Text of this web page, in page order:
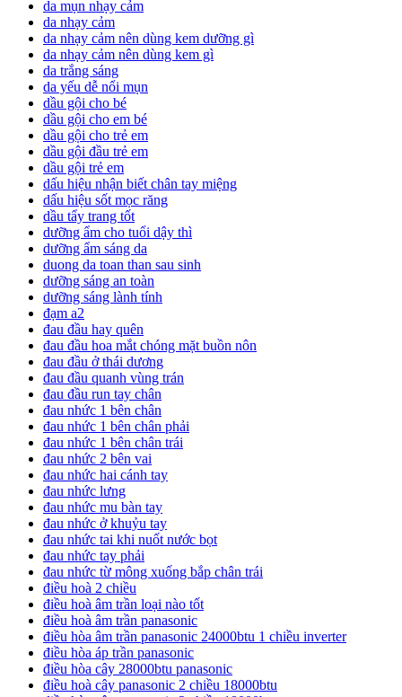
da mụn nhạy cảm
da nhạy cảm
da nhạy cảm nên dùng kem dưỡng gì
da nhạy cảm nên dùng kem gì
da trắng sáng
da yếu dễ nổi mụn
dầu gội cho bé
dầu gội cho em bé
dầu gội cho trẻ em
dầu gội đầu trẻ em
dầu gội trẻ em
dấu hiệu nhận biết chân tay miệng
dấu hiệu sốt mọc răng
dầu tẩy trang tốt
dưỡng ẩm cho tuổi dậy thì
dưỡng ẩm sáng da
duong da toan than sau sinh
dưỡng sáng an toàn
dưỡng sáng lành tính
đạm a2
đau đầu hay quên
đau đầu hoa mắt chóng mặt buồn nôn
đau đầu ở thái dương
đau đầu quanh vùng trán
đau đầu run tay chân
đau nhức 1 bên chân
đau nhức 1 bên chân phải
đau nhức 1 bên chân trái
đau nhức 2 bên vai
đau nhức hai cánh tay
đau nhức lưng
đau nhức mu bàn tay
đau nhức ở khuỷu tay
đau nhức tai khi nuốt nước bọt
đau nhức tay phải
đau nhức từ mông xuống bắp chân trái
điều hoà 2 chiều
điều hoà âm trần loại nào tốt
điều hoà âm trần panasonic
điều hòa âm trần panasonic 24000btu 1 chiều inverter
điều hòa áp trần panasonic
điều hòa cây 28000btu panasonic
điều hoà cây panasonic 2 chiều 18000btu